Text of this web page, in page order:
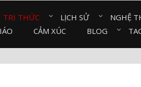
TRI THỨC⠀ LỊCH SỬ⠀ NGHỆ
CẢM XÚC⠀ BLOG⠀